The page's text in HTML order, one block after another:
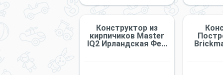
Конструктор из
кирпичиков Master
IQ2 Ирландская Фе...